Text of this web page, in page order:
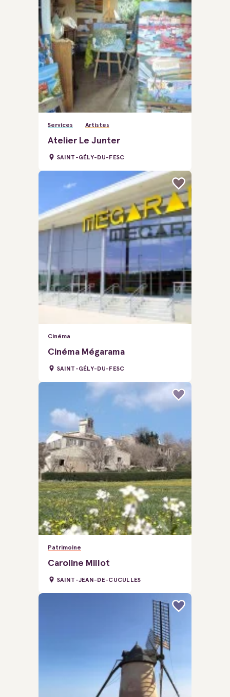
Services Artistes
Atelier Le Junter
SAINT-GÉLY-DU-FESC
Cinéma
Cinéma Mégarama
SAINT-GÉLY-DU-FESC
Patrimoine
Caroline Millot
SAINT-JEAN-DE-CUCULLES